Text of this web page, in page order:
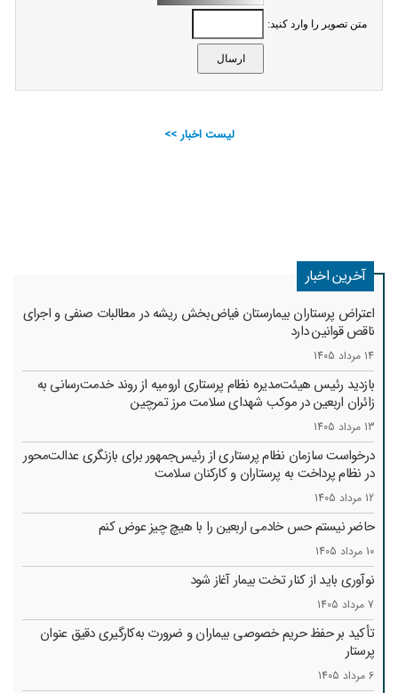
متن تصویر را وارد کنید:
لیست اخبار >>
آخرین اخبار
اعتراض پرستاران بیمارستان فیاض‌بخش ریشه در مطالبات صنفی و اجرای
ناقص قوانین دارد
14 مرداد 1405
بازدید رئیس هیئت‌مدیره نظام پرستاری ارومیه از روند خدمت‌رسانی به
زائران اربعین در موکب شهدای سلامت مرز تمرچین
13 مرداد 1405
درخواست سازمان نظام پرستاری از رئیس‌جمهور برای بازنگری عدالت‌محور
در نظام پرداخت به پرستاران و کارکنان سلامت
12 مرداد 1405
حاضر نیستم حس خادمی اربعین را با هیچ چیز عوض کنم
10 مرداد 1405
نوآوری باید از کنار تخت بیمار آغاز شود
7 مرداد 1405
تأکید بر حفظ حریم خصوصی بیماران و ضرورت به‌کارگیری دقیق عنوان
پرستار
6 مرداد 1405